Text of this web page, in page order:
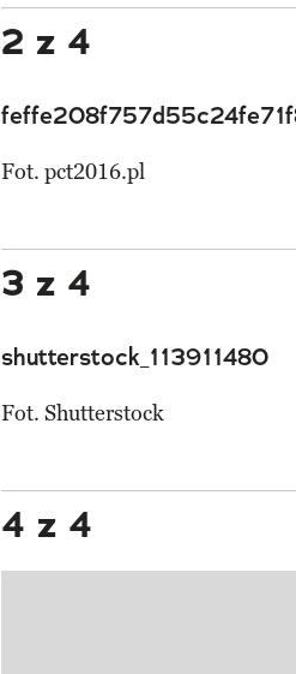
2 z 4
Fot. pct2016.pl
3 z 4
shutterstock_113911480
Fot. Shutterstock
4 z 4